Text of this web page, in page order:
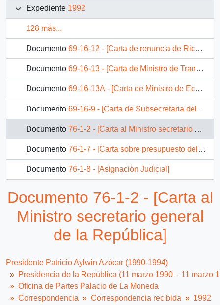
Expediente 1992
128 más...
Documento 69-16-12 - [Carta de renuncia de Ricardo Lagos al Ministerio de Educación]
Documento 69-16-13 - [Carta de Ministro de Transportes y Telecomunicaciones dirigida a S.E Presidente Patricio Aylwin]
Documento 69-16-13A - [Carta de Ministro de Economía, Fomento y Reconstrucción dirigida a S.E Presidente Patricio Aylwin]
Documento 69-16-9 - [Carta de Subsecretaria del Ministerio de Bienes Nacionales dirigida a S.E Presidente Patricio Aylwin]
Documento 76-1-2 - [Carta al Ministro secretario general de la República]
Documento 76-1-7 - [Carta sobre presupuesto del poder Judicial ]
Documento 76-1-8 - [Asignación Judicial]
77-7-1 - [Carta de Gobernador de Valparaíso dirigida a Jefe de Gabinete]
Documento 77-7-10 - [Carta de Alcalde de Viña del Mar dirigida a Jefe de Gabinete]
3694 más...
Documento 76-1-2 - [Carta al
Ministro secretario general
de la República]
Presidente Patricio Aylwin Azócar (1990-1994)
Presidencia de la República (11 marzo 1990 – 11 marzo
Oficina de Partes Palacio de La Moneda
Correspondencia
Correspondencia recibida
1992